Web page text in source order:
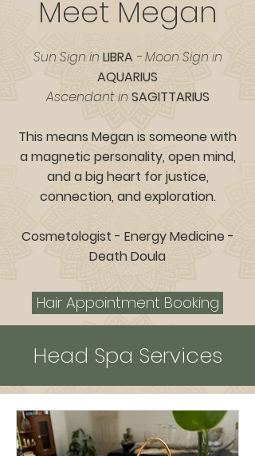
Meet Megan
Sun Sign in LIBRA - Moon Sign in
AQUARIUS
Ascendant in SAGITTARIUS
This means Megan is someone with
a magnetic personality, open mind,
and a big heart for justice,
connection, and exploration.
Cosmetologist - Energy Medicine -
Death Doula
Hair Appointment Booking
Head Spa Services